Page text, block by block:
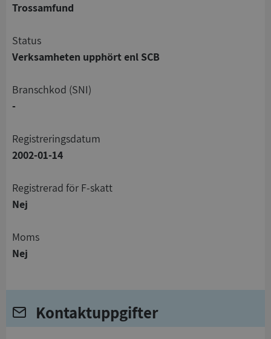
Trossamfund
status
Verksamheten upphört enl SCB
branschkod (SNI)
-
registreringsdatum
2002-01-14
registrerad för F-skatt
Nej
Moms
Nej
Kontaktuppgifter